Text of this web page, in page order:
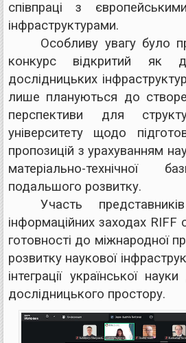
співпраці з
інфраструктурами.
Особливу увагу було
конкурс відкритий як
дослідницьких
лише плануються до
перспективи для
університету щодо
пропозицій з урахуванням
матеріально-
подальшого розвитку.
Участь
інформаційних заходах
готовності до міжнародної
розвитку наукової
інтеграції української
дослідницького простору.